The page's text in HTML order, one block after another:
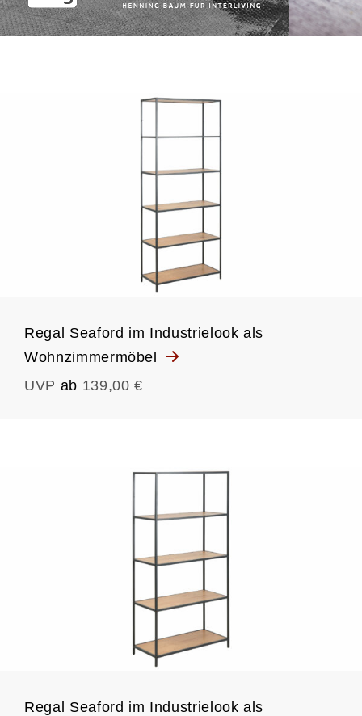
Regal Seaford im Industrielook als
Wohnzimmermöbel
UVP ab 139,00 €
Regal Seaford im Industrielook als